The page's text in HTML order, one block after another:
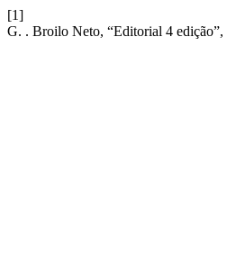
[1]
G. . Broilo Neto, “Editorial 4 edição”,